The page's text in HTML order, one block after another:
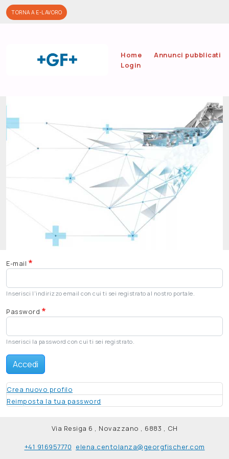
Salta al contenuto principale
TORNA A E-LAVORO
Home
Annunci pubblicati
Login
E-mail
Inserisci l'indirizzo email con cui ti sei registrato al nostro portale.
Password
Inserisci la password con cui ti sei registrato.
Accedi
Crea nuovo profilo
Reimposta la tua password
Via Resiga 6 , Novazzano , 6883 , CH
+41 916957770 elena.centolanza@georgfischer.com